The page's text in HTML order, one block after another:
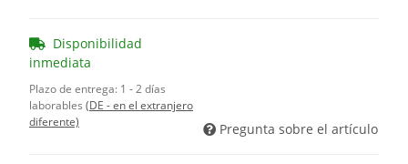
Disponibilidad
inmediata
Plazo de entrega: 1 - 2 días
laborables (DE - en el extranjero
diferente)
Pregunta sobre el artículo